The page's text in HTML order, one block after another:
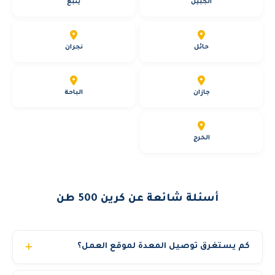
الجبيل ينبع
حائل نجران
جازان الباحة
الخرج
أسئلة شائعة عن كرين 500 طن
كم يستغرق توصيل المعدة لموقع العمل؟